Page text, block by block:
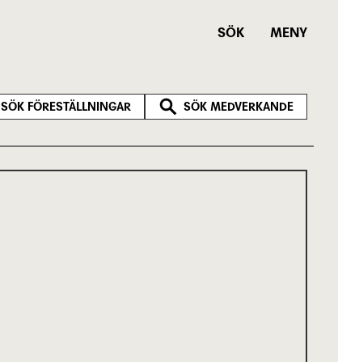
SÖK MENY
SÖK FÖRESTÄLLNINGAR SÖK MEDVERKANDE